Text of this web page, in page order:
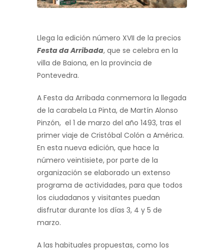
Llega la edición número XVII de la precios
Festa da Arribada, que se celebra en la
villa de Baiona, en la provincia de
Pontevedra.
A Festa da Arribada conmemora la llegada
de la carabela La Pinta, de Martín Alonso
Pinzón, el 1 de marzo del año 1493, tras el
primer viaje de Cristóbal Colón a América.
En esta nueva edición, que hace la
número veintisiete, por parte de la
organización se elaborado un extenso
programa de actividades, para que todos
los ciudadanos y visitantes puedan
disfrutar durante los días 3, 4 y 5 de
marzo.
A las habituales propuestas, como los